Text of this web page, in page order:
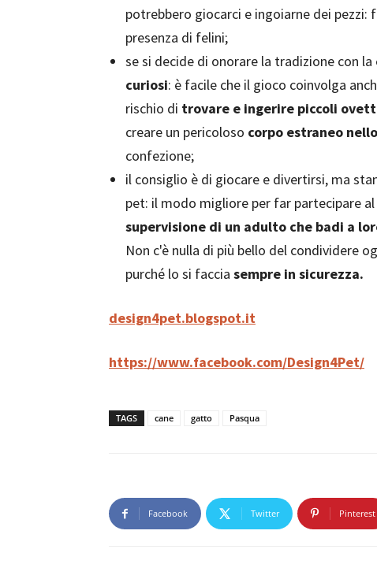
potrebbero giocarci e ingoiarne dei
presenza di felini;
se si decide di onorare la tradizione con
curiosi: è facile che il gioco coinvolga
rischio di trovare e ingerire piccoli
creare un pericoloso corpo estraneo
confezione;
il consiglio è di giocare e divertirsi, ma
pet: il modo migliore per far partecipare
supervisione di un adulto che badi a
Non c'è nulla di più bello del condividere
purché lo si faccia sempre in sicurezza.
design4pet.blogspot.it
https://www.facebook.com/Design4Pet/
TAGS cane gatto Pasqua
Facebook Twitter Pinterest